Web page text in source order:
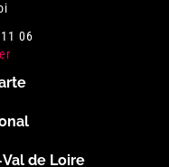
06
de Loire